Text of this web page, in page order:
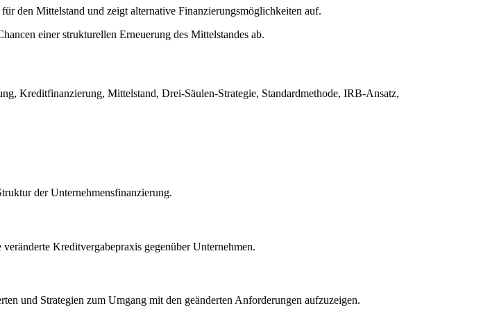
den Mittelstand und zeigt alternative Finanzierungsmöglichkeiten auf.
einer strukturellen Erneuerung des Mittelstandes ab.
Kreditfinanzierung, Mittelstand, Drei-Säulen-Strategie, Standardmethode, IRB-Ansatz,
der Unternehmensfinanzierung.
Kreditvergabepraxis gegenüber Unternehmen.
und Strategien zum Umgang mit den geänderten Anforderungen aufzuzeigen.